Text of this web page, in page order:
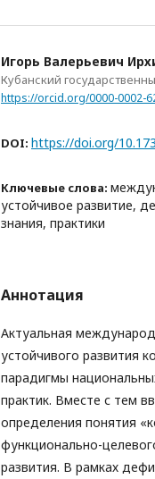
Игорь Валерьевич
Кубанский
https://orcid.org/0000-0002-
DOI: https://doi.org/
Ключевые слова:
устойчивое развитие,
знания, практики
Аннотация
Актуальная
устойчивого развития
парадигмы
практик. Вместе с тем
определения понятия
функционально-
развития. В рамках